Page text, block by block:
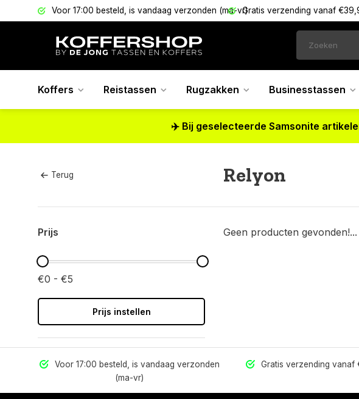
Voor 17:00 besteld, is vandaag verzonden (ma-vr)Gratis verzending vanaf
Koffers Reistassen Rugzakken Businesstassen
✈️ Bij geselecteerde Samsonite
Terug Relyon
Prijs
€0 - €5
Prijs instellen
Geen producten gevonden!...
Voor 17:00 besteld, is vandaag verzonden
(ma-vr)
Gratis verzending vanaf